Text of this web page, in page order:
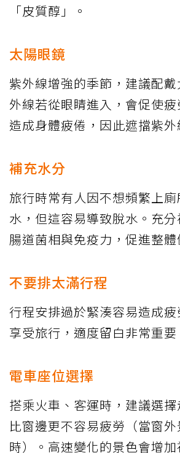
「皮質醇」。
太陽眼鏡
紫外線增強的季節，建議配
外線若從眼睛進入，會促使疲
造成身體疲倦，因此遮擋紫外
補充水分
旅行時常有人因不想頻繁上
水，但這容易導致脫水。充
腸道菌相與免疫力，促進整體
不要排太滿行程
行程安排過於緊湊容易造成
享受旅行，適度留白非常重要
電車座位選擇
搭乘火車、客運時，建議選擇
比窗邊更不容易疲勞（當窗
時）。高速變化的景色會增加